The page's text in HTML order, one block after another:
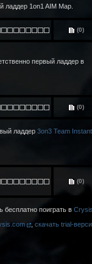
ладдер 1on1 AIM Map.
(0)
первый ладдер в
(0)
ладдер 3on3 Team Instant
(0)
бесплатно поиграть в
скачать trial-